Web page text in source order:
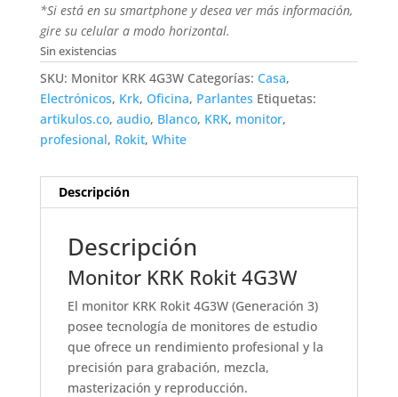
*Si está en su smartphone y desea ver más información,
gire su celular a modo horizontal.
Sin existencias
SKU: Monitor KRK 4G3W Categorías: Casa,
Electrónicos, Krk, Oficina, Parlantes Etiquetas:
artikulos.co, audio, Blanco, KRK, monitor,
profesional, Rokit, White
Descripción
Descripción
Monitor KRK Rokit 4G3W
El monitor KRK Rokit 4G3W (Generación 3)
posee tecnología de monitores de estudio
que ofrece un rendimiento profesional y la
precisión para grabación, mezcla,
masterización y reproducción.